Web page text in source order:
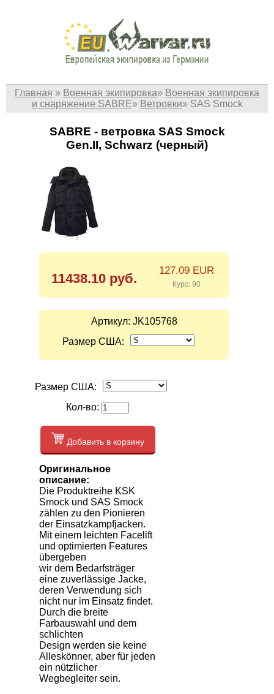
Главная » Военная экипировка» Военная экипировка
и снаряжение SABRE» Ветровки» SAS Smock
SABRE - ветровка SAS Smock
Gen.II, Schwarz (черный)
11438.10 руб.
127.09 EUR
Курс: 90
Артикул: JK105768
Размер США:
Размер США:
Кол-во:
Добавить в корзину
Оригинальное
описание:
Die Produktreihe KSK
Smock und SAS Smock
zählen zu den Pionieren
der Einsatzkampfjacken.
Mit einem leichten Facelift
und optimierten Features
übergeben
wir dem Bedarfsträger
eine zuverlässige Jacke,
deren Verwendung sich
nicht nur im Einsatz findet.
Durch die breite
Farbauswahl und dem
schlichten
Design werden sie keine
Alleskönner, aber für jeden
ein nützlicher
Wegbegleiter sein.